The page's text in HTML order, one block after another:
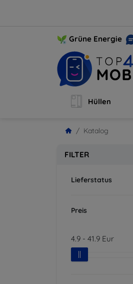
Grüne Energie
Hüllen
Katalog
FILTER
Lieferstatus
Preis
4.9 - 41.9 Eur